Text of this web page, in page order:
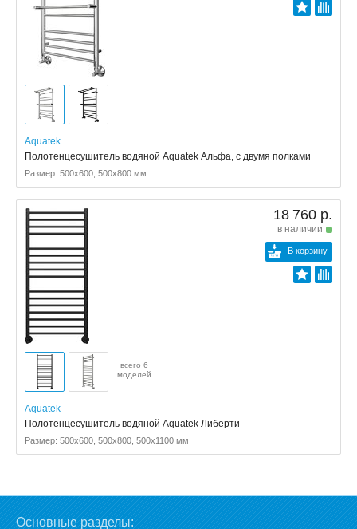
Aquatek
Полотенцесушитель водяной Aquatek Альфа, с двумя полками
Размер: 500x600, 500x800 мм
18 760 р.
в наличии
В корзину
всего 6
моделей
Aquatek
Полотенцесушитель водяной Aquatek Либерти
Размер: 500x600, 500x800, 500x1100 мм
Основные разделы: